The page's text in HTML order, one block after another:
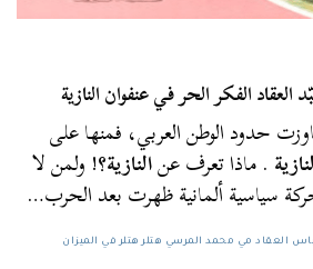
الفكر الحر في عنفوان النازية
حدود الوطن العربي، فمنها على
. ماذا تعرف عنالنازية؟! ولمن لا
سياسية ألمانية ظهرت بعد الحرب…
العقاد مي محمد المرسي هتلر هتلر في الميزان